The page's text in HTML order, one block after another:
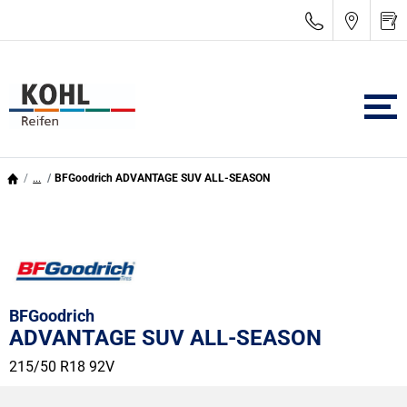
... BFGoodrich ADVANTAGE SUV ALL-SEASON
BFGoodrich
ADVANTAGE SUV ALL-SEASON
215/50 R18 92V